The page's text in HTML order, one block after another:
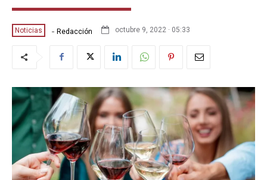
Noticias - Redacción octubre 9, 2022 · 05:33